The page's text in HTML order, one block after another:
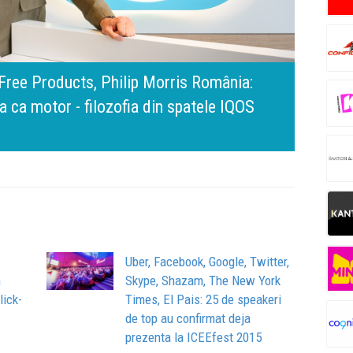
Mercedes-Benz. Ramona Pîrlog: Cel mai
să inovăm constant, dar cu aceeași
Uber, Facebook, Google, Twitter,
Skype, Shazam, The New York
Times, El Pais: 25 de speakeri
de top au confirmat deja
prezenta la ICEEfest 2015